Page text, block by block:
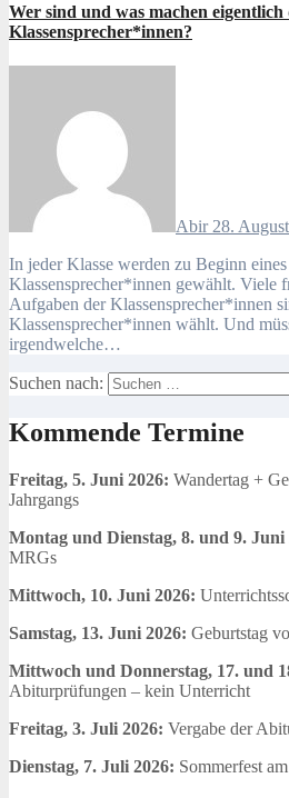
Wer sind und was machen eigentlich
Klassensprecher*innen?
Abir 28.
In jeder Klasse werden zu Beginn eines Schuljahres zwei
Klassensprecher*innen gewählt. Viele
Aufgaben der Klassensprecher*innen
Klassensprecher*innen wählt. Und
irgendwelche…
Suchen nach:
Kommende Termine
Freitag, 5. Juni 2026: Wandertag +
Jahrgangs
Montag und Dienstag, 8. und 9. Juni
MRGs
Mittwoch, 10. Juni 2026:
Samstag, 13. Juni 2026: Geburtstag
Mittwoch und Donnerstag, 17. und
Abiturprüfungen – kein Unterricht
Freitag, 3. Juli 2026: Vergabe der
Dienstag, 7. Juli 2026: Sommerfest